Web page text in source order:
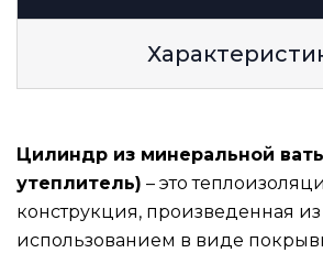
Цилиндр из минеральной
утеплитель) – это
конструкция, произведенная
использованием в виде